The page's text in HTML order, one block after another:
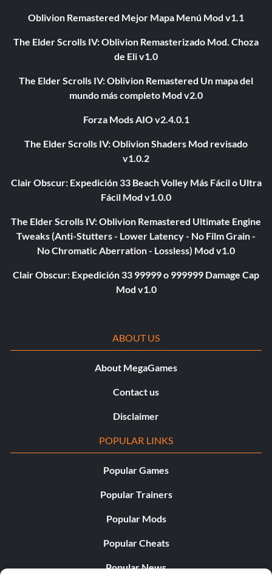
Oblivion Remastered Mejor Mapa Menú Mod v1.1
The Elder Scrolls IV: Oblivion Remasterizado Mod. Choza
de Eli v1.0
The Elder Scrolls IV: Oblivion Remastered Un mapa del
mundo más completo Mod v2.0
Forza Mods AIO v2.4.0.1
The Elder Scrolls IV: Oblivion Shaders Mod revisado
v1.0.2
Clair Obscur: Expedición 33 Beach Volley Más Fácil o Ultra
Fácil Mod v1.0.0
The Elder Scrolls IV: Oblivion Remastered Ultimate Engine
Tweaks (Anti-Stutters - Lower Latency - No Film Grain -
No Chromatic Aberration - Lossless) Mod v1.0
Clair Obscur: Expedición 33 99999 o 999999 Damage Cap
Mod v1.0
ABOUT US
About MegaGames
Contact us
Disclaimer
POPULAR LINKS
Popular Games
Popular Trainers
Popular Mods
Popular Cheats
Popular News